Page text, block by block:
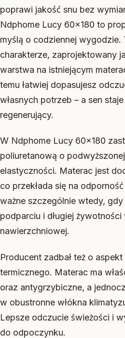
poprawi jakość snu bez
Ndphome Lucy 60×180 to
myślą o codziennej wygodzie.
charakterze, zaprojektowany
warstwa na istniejącym
temu łatwiej dopasujesz
własnych potrzeb – a sen
regenerujący.
W Ndphome Lucy 60×180
poliuretanową o
elastyczności. Materac jest
co przekłada się na
ważne szczególnie wtedy,
podparciu i długiej
nawierzchniowej.
Producent zadbał też o
termicznego. Materac ma
oraz antygrzybiczne, a
w obustronne włókna
Lepsze odczucie świeżości i
do odpoczynku.